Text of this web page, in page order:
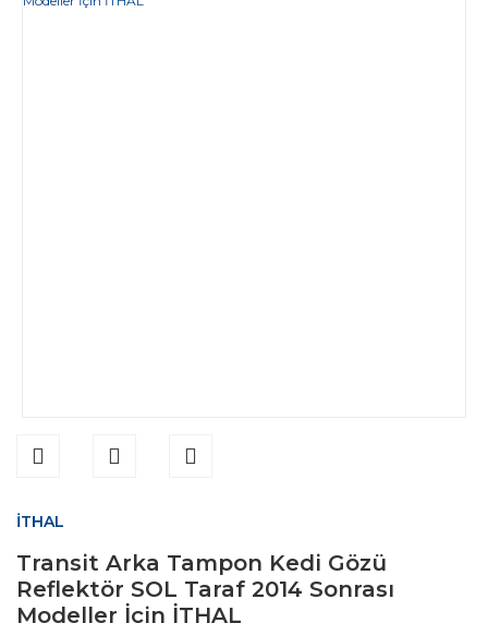
İTHAL
Transit Arka Tampon Kedi Gözü
Reflektör SOL Taraf 2014 Sonrası
Modeller İçin İTHAL